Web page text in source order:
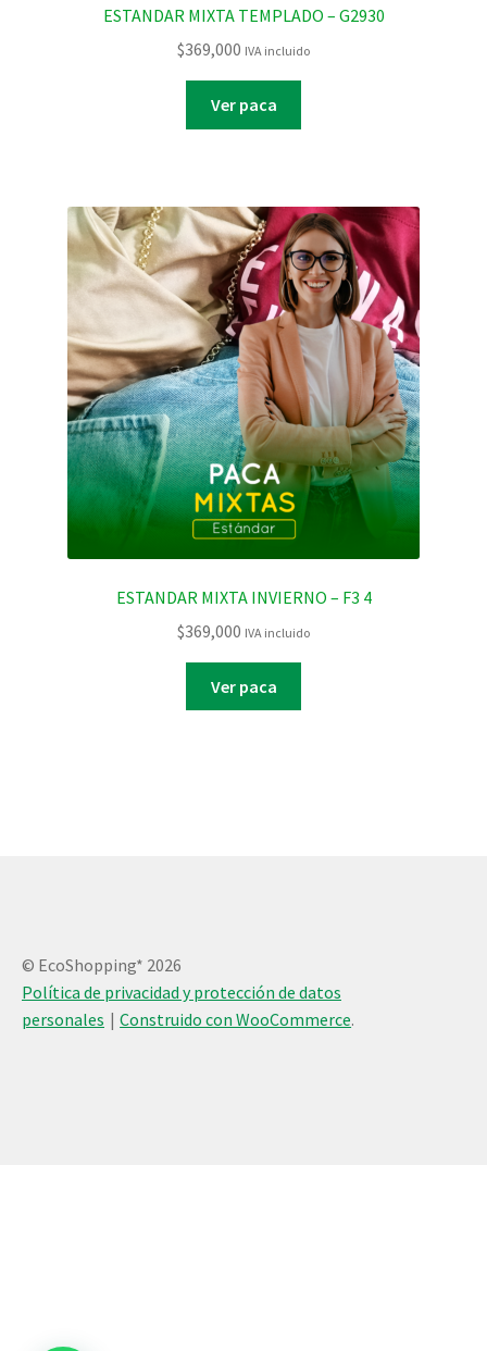
ESTANDAR MIXTA TEMPLADO – G2930
$369,000 IVA incluido
Ver paca
ESTANDAR MIXTA INVIERNO – F3 4
$369,000 IVA incluido
Ver paca
© EcoShopping* 2026
Política de privacidad y protección de datos
personales
Construido con WooCommerce.